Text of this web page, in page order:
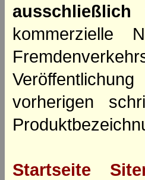
kommerzielle
vorherigen
Startseite